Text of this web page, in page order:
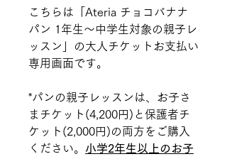
こちらは「Ateria チョコバナナ
パン 1年生～中学生対象の親子レ
ッスン」の大人チケットお支払い
専用画面です。
*パンの親子レッスンは、お子さ
まチケット(4,200円)と保護者チ
ケット(2,000円)の両方をご購入
ください。 小学2年生以上のお子